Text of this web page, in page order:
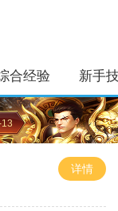
合经验 新手
13
详情